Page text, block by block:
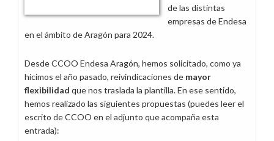
de las distintas
empresas de Endesa
en el ámbito de Aragón para 2024.
Desde CCOO Endesa Aragón, hemos solicitado, como ya
hicimos el año pasado, reivindicaciones de mayor
flexibilidad que nos traslada la plantilla. En ese sentido,
hemos realizado las siguientes propuestas (puedes leer el
escrito de CCOO en el adjunto que acompaña esta
entrada):